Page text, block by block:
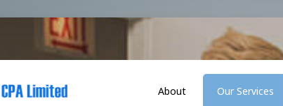
About Our Services